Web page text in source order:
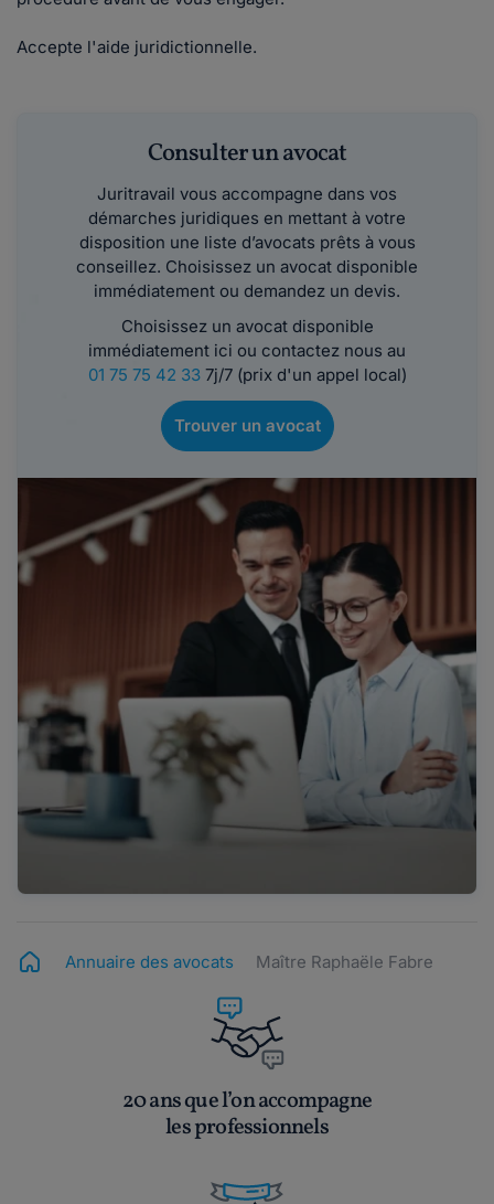
Accepte l'aide juridictionnelle.
Consulter un avocat
Juritravail vous accompagne dans vos
démarches juridiques en mettant à votre
disposition une liste d’avocats prêts à vous
conseillez. Choisissez un avocat disponible
immédiatement ou demandez un devis.
Choisissez un avocat disponible
immédiatement ici ou contactez nous au
01 75 75 42 337j/7 (prix d'un appel local)
Trouver un avocat
Annuaire des avocats Maître Raphaële Fabre
20 ans que l’on accompagne
les professionnels